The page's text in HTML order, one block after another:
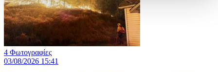
4 Φωτογραφίες
03/08/2026 15:41